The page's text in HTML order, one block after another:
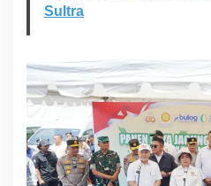
m
b
u
n
g
P
a
n
Sultra